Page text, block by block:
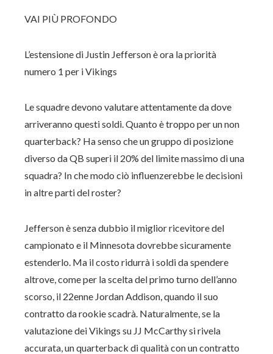
VAI PIÙ PROFONDO
L’estensione di Justin Jefferson è ora la priorità
numero 1 per i Vikings
Le squadre devono valutare attentamente da dove
arriveranno questi soldi. Quanto è troppo per un non
quarterback? Ha senso che un gruppo di posizione
diverso da QB superi il 20% del limite massimo di una
squadra? In che modo ciò influenzerebbe le decisioni
in altre parti del roster?
Jefferson è senza dubbio il miglior ricevitore del
campionato e il Minnesota dovrebbe sicuramente
estenderlo. Ma il costo ridurrà i soldi da spendere
altrove, come per la scelta del primo turno dell’anno
scorso, il 22enne Jordan Addison, quando il suo
contratto da rookie scadrà. Naturalmente, se la
valutazione dei Vikings su JJ McCarthy si rivela
accurata, un quarterback di qualità con un contratto